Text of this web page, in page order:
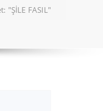
"ŞİLE FASIL"